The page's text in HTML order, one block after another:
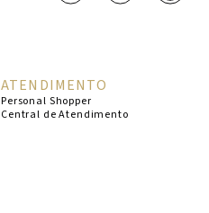
ATENDIMENTO
Personal Shopper
Central de Atendimento